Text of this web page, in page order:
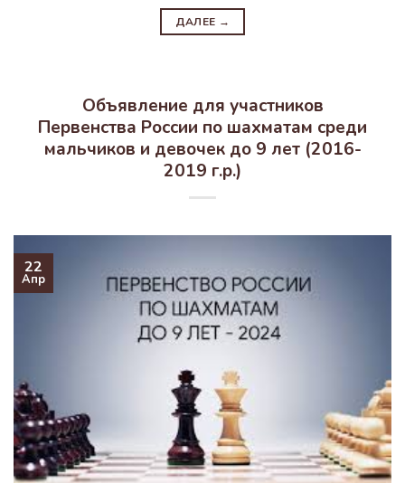
ДАЛЕЕ →
Объявление для участников
Первенства России по шахматам среди
мальчиков и девочек до 9 лет (2016-
2019 г.р.)
22
Апр